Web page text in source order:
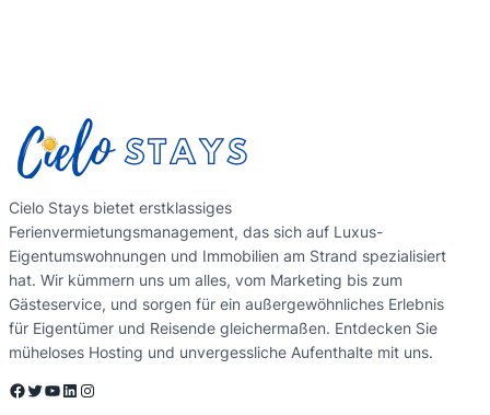
Cielo Stays bietet erstklassiges
Ferienvermietungsmanagement, das sich auf Luxus-
Eigentumswohnungen und Immobilien am Strand spezialisiert
hat. Wir kümmern uns um alles, vom Marketing bis zum
Gästeservice, und sorgen für ein außergewöhnliches Erlebnis
für Eigentümer und Reisende gleichermaßen. Entdecken Sie
müheloses Hosting und unvergessliche Aufenthalte mit uns.
Facebook Twitter YouTube LinkedIn Instagram